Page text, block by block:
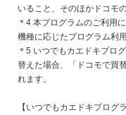
いること、そのほかドコモ
＊4 本プログラムのご利用
機種に応じたプログラム利
＊5 いつでもカエドキプロ
替えた場合、「ドコモで買
れます。
【いつでもカエドキプログラ